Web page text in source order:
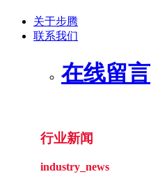
关于步腾
联系我们
在线留言
行业新闻
industry_news